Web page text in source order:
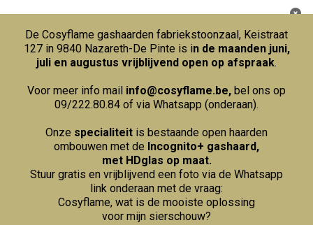
De Cosyflame gashaarden fabriekstoonzaal, Keistraat
127 in 9840 Nazareth-De Pinte is in de maanden juni,
juli en augustus vrijblijvend open op afspraak.
Voor meer info mail info@cosyflame.be, bel ons op
09/222.80.84 of via Whatsapp (onderaan).
Onze specialiteit is bestaande open haarden
ombouwen met de Incognito+ gashaard,
met HDglas op maat.
Stuur gratis en vrijblijvend een foto via de Whatsapp
link onderaan met de vraag:
Cosyflame, wat is de mooiste oplossing
voor mijn sierschouw?